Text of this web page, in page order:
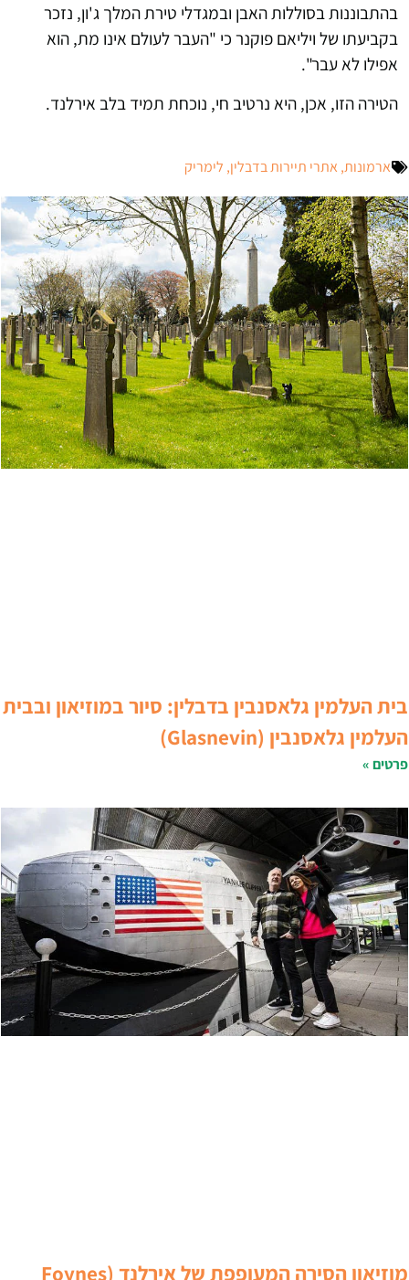
בהתבוננות בסוללות האבן ובמגדלי טירת המלך ג'ון, נזכר
בקביעתו של ויליאם פוקנר כי "העבר לעולם אינו מת, הוא
אפילו לא עבר".
הטירה הזו, אכן, היא נרטיב חי, נוכחת תמיד בלב אירלנד.
ארמונות, אתרי תיירות בדבלין, לימריק
בית העלמין גלאסנבין בדבלין: סיור במוזיאון ובבית
העלמין גלאסנבין (Glasnevin)
פרטים »
מוזיאון הסירה המעופפת של אירלנד (Foynes